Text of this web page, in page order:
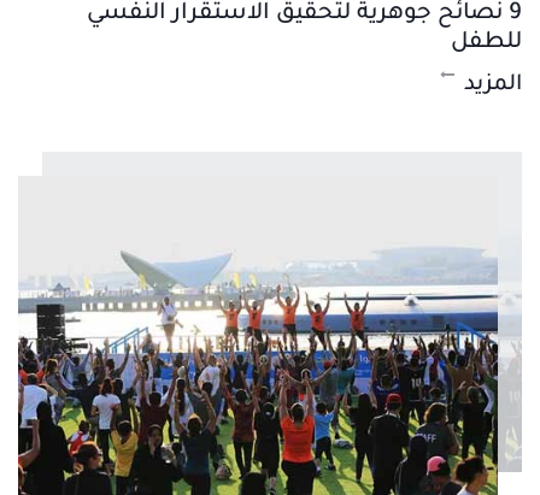
9 نصائح جوهرية لتحقيق الاستقرار النفسي
للطفل
المزيد